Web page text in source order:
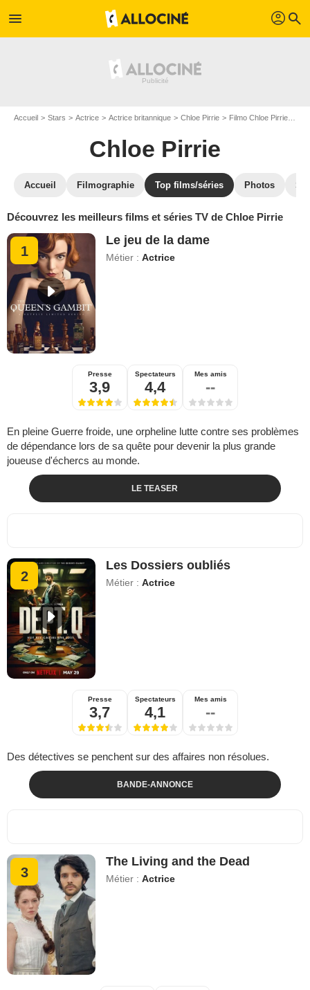
menu profil search
Accueil Stars Actrice Actrice britannique Chloe Pirrie Filmo Chloe Pirrie
Chloe Pirrie
Accueil Filmographie Top films/séries Photos
Découvrez les meilleurs films et séries TV de Chloe Pirrie
1
Le jeu de la dame
Métier :Actrice
Presse
3,9
Spectateurs
4,4
Mes amis
--
En pleine Guerre froide, une orpheline lutte contre ses problèmes
de dépendance lors de sa quête pour devenir la plus grande
joueuse d'échercs au monde.
LE TEASER
2
Les Dossiers oubliés
Métier :Actrice
Presse
3,7
Spectateurs
4,1
Mes amis
--
Des détectives se penchent sur des affaires non résolues.
BANDE-ANNONCE
3
The Living and the Dead
Métier :Actrice